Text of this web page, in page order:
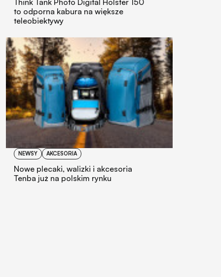
to odporna kabura na większe
teleobiektywy
NEWSY AKCESORIA
Nowe plecaki, walizki i akcesoria
Tenba już na polskim rynku